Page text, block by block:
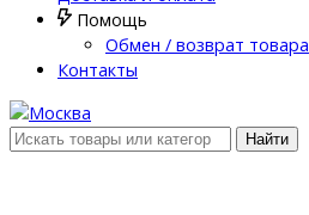
Помощь
Обмен / возврат товара
Контакты
Найти